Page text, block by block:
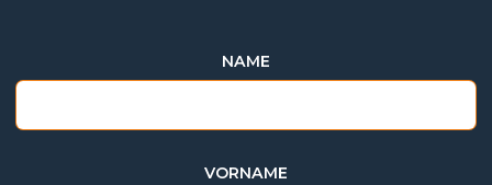
NAME
VORNAME